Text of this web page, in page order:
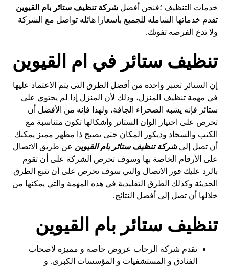
خدمات التنظيف ؛فنحن أفضلشركة تنظيف ستائر بام القيوين
تقدم خدماتها الشامله للجميع بأسعارا هائله تواصل مع الشركة
ولا تدع الفرصه تفوتك.
تنظيف ستائر في ام القيوين
إن الستائر تعتبر واحده من أفضل الطرق التي يتم الاعتماد عليها
في مهمة تنظيف المنزل، وذلك لأن المنزل إذا لم يحتوي على
ستائر فإنه يشبه الصحراء الجافة، ولهذا فإنه من الأفضل أن
تحرص على اختيار الوان الستائر وأشكالها تكون متناسبة مع
الكنب والسجاد وديكور المكان حتى يصبح ذا مظهر مميز يمكنك
أن تصل إلىشركة تنظيف ستائر بام القيوين عن طريق الاتصال
على الأرقام الخاصة بها وسوف تحرص الشركة على أن تقوم
بالرد عليك فور الاتصال والتي سوف تحرص على أن تتبع الطرق
الحديثة وكذلك الطرق التقليدية في هذه المهمة والتي يمكنها من
خلالها أن تصل إلى أفضل النتائج.
تنظيف ستائر بام القيوين
تقدم شركة الرحاب عروض خاصة و مميزة لاصحاب
الفنادق و المستشفيات و المؤسسات الكبرى. و